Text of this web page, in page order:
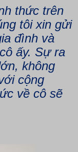
thức trên
tôi xin gửi
đình và
ấy. Sự ra
không
cộng
về cô sẽ